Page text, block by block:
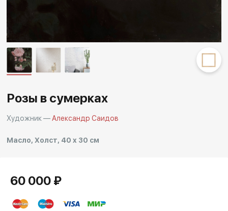
Розы в сумерках
Художник —Александр Саидов
Масло, Холст, 40 x 30 см
60 000 ₽